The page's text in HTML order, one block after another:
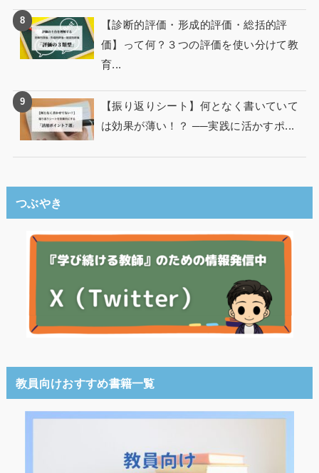
【診断的評価・形成的評価・総括的評
価】って何？３つの評価を使い分けて教
育...
【振り返りシート】何となく書いていて
は効果が薄い！？ ──実践に活かすポ...
つぶやき
教員向けおすすめ書籍一覧